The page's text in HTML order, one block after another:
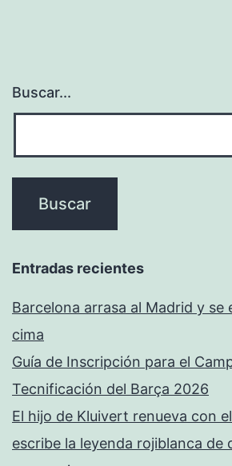
Buscar...
Entradas recientes
Barcelona arrasa al Madrid y se
cima
Guía de Inscripción para el
Tecnificación del Barça 2026
El hijo de Kluivert renueva con
escribe la leyenda rojiblanca de